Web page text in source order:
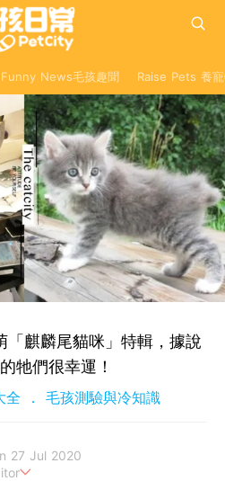
Funny News毛孩趣聞 Raise Pets 養
「麒麟尾貓咪」特輯，據說
牠們很幸運！
全 毛孩測驗與冷知識
27 Jul 2020